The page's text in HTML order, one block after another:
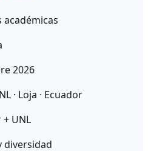
académicas
2026
· Loja · Ecuador
+ UNL
diversidad